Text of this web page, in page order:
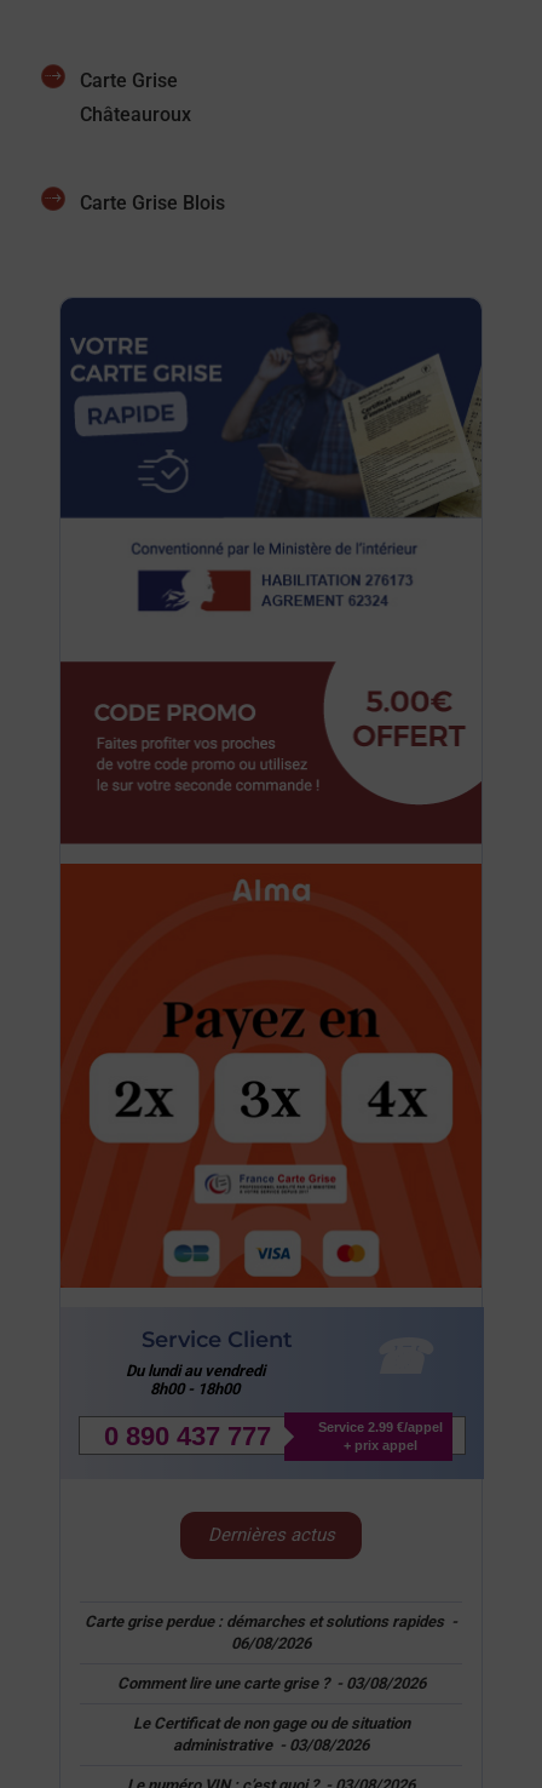
Carte Grise
Châteauroux
Carte Grise Blois
Service Client
Du lundi au vendredi
8h00 - 18h00
0 890 437 777
Service 2.99 €/appel
+ prix appel
Dernières actus
Carte grise perdue : démarches et solutions rapides -
06/08/2026
Comment lire une carte grise ? - 03/08/2026
Le Certificat de non gage ou de situation
administrative - 03/08/2026